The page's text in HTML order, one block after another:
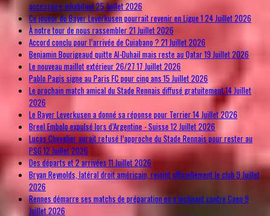
accessoire inhabituel25 Juillet 2026
Ce joueur du Bayer Leverkusen pourrait revenir en Ligue 124 Juillet 2026
À notre tour de nous rassembler21 Juillet 2026
Accord conclu pour l’arrivée de Cuiabano ?21 Juillet 2026
Benjamin Bourigeaud quitte Al-Duhail mais reste au Qatar19 Juillet 2026
Le nouveau maillot extérieur 26/27 17 Juillet 2026
Pablo Pagis signe au Paris FC pour cinq ans 15 Juillet 2026
Le prochain match amical du Stade Rennais diffusé gratuitement14 Juillet
2026
Le Bayer Leverkusen a donné sa réponse pour Terrier14 Juillet 2026
Breel Embolo expulsé lors d’Argentine - Suisse 12 Juillet 2026
Lucas Chevalier aurait refusé l’approche du Stade Rennais pour rester au
PSG12 Juillet 2026
Des départs et 2 arrivées11 Juillet 2026
Bryan Reynolds, latéral droit américain, rejoint officiellement le club9 Juillet
2026
Rennes démarre ses matchs de préparation en s’inclinant contre Caen 9
Juillet 2026